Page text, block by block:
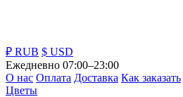
₽ RUB $ USD
Ежедневно 07:00–23:00
О нас Оплата Доставка Как заказать
Цветы